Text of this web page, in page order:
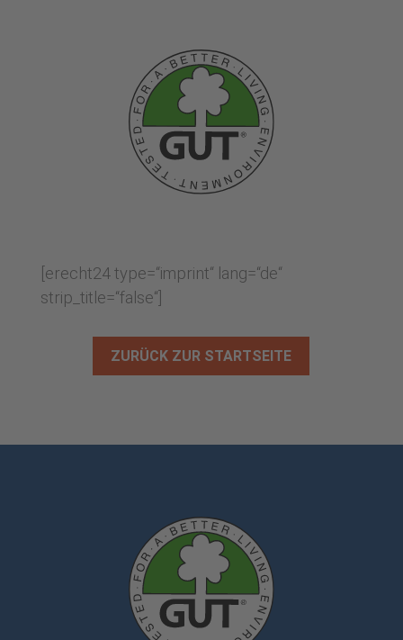
[erecht24 type=“imprint“ lang=“de“
strip_title=“false“]
ZURÜCK ZUR STARTSEITE